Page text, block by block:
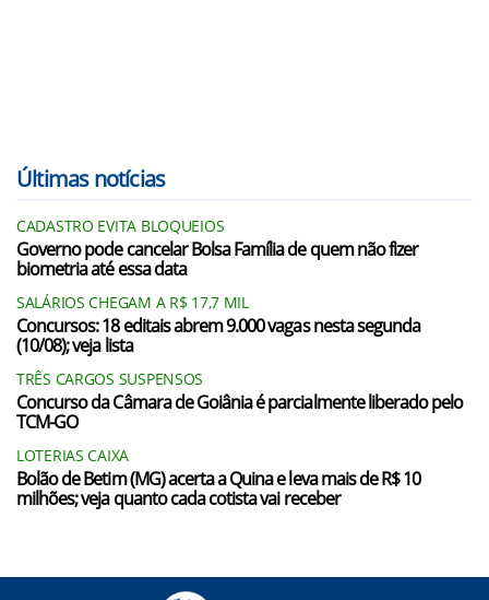
Últimas notícias
CADASTRO EVITA BLOQUEIOS
Governo pode cancelar Bolsa Família de quem não fizer
biometria até essa data
SALÁRIOS CHEGAM A R$ 17,7 MIL
Concursos: 18 editais abrem 9.000 vagas nesta segunda
(10/08); veja lista
TRÊS CARGOS SUSPENSOS
Concurso da Câmara de Goiânia é parcialmente liberado pelo
TCM-GO
LOTERIAS CAIXA
Bolão de Betim (MG) acerta a Quina e leva mais de R$ 10
milhões; veja quanto cada cotista vai receber